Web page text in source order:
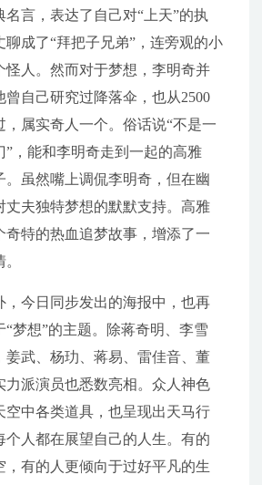
言，表达了自己对“上天”的执
聊成了“拜把子兄弟”，连旁观的小
怪人。然而对于梦想，李明奇并
曾自己研究过降落伞，也从2500
，属实奇人一个。俗话说“不是一
”，能和李明奇走到一起的高雅
。虽然嘴上调侃李明奇，但在幽
丈夫独特梦想的默默支持。高雅
奇特的热血追梦故事，增添了一
，今日同步发出的海报中，也再
“梦想”的主题。除蒋奇明、李雪
姜武、杨玏、蒋易、雷佳音、董
力派演员也悉数亮相。众人神色
空中各类道具，也呈现出天马行
个人都在展望自己的人生。有的
，有的人更倾向于过好平凡的生